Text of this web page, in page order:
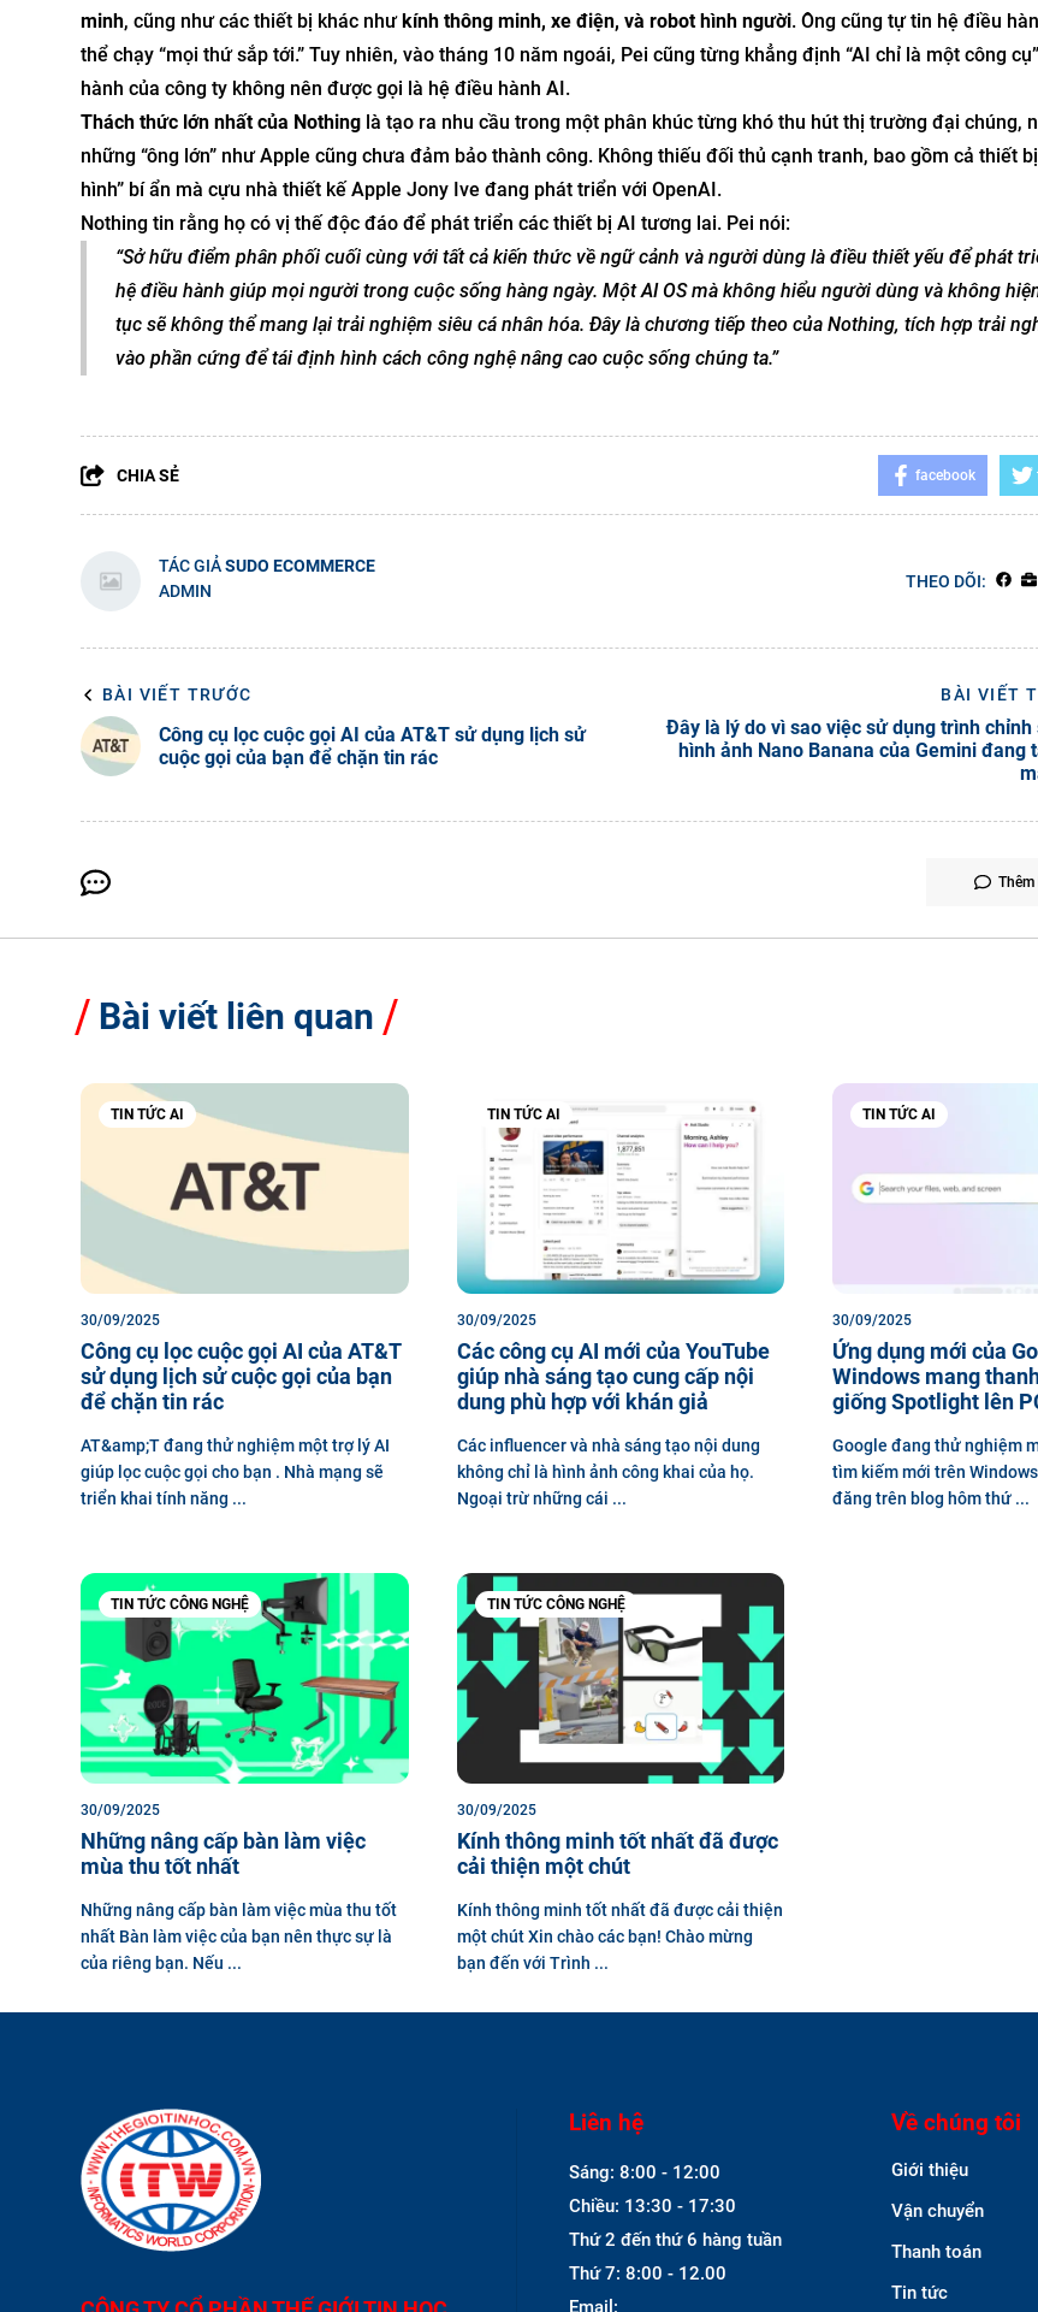
minh, cũng như các thiết bị khác nhưkính thông minh, xe điện, và robot hình người. Ông cũng tự tin hệ điều
thể chạy “mọi thứ sắp tới.” Tuy nhiên, vào tháng 10 năm ngoái, Pei cũng từng khẳng định “AI chỉ là một công
hành của công ty không nên được gọi là hệ điều hành AI.
Thách thức lớn nhất của Nothing là tạo ra nhu cầu trong một phân khúc từng khó thu hút thị trường đại chúng,
những “ông lớn” như Apple cũng chưa đảm bảo thành công. Không thiếu đối thủ cạnh tranh, bao gồm cả thiết
hình” bí ẩn mà cựu nhà thiết kế Apple Jony Ive đang phát triển với OpenAI.
Nothing tin rằng họ có vị thế độc đáo để phát triển các thiết bị AI tương lai. Pei nói:
“Sở hữu điểm phân phối cuối cùng với tất cả kiến thức về ngữ cảnh và người dùng là điều thiết yếu để phát
hệ điều hành giúp mọi người trong cuộc sống hàng ngày. Một AI OS mà không hiểu người dùng và không
tục sẽ không thể mang lại trải nghiệm siêu cá nhân hóa. Đây là chương tiếp theo của Nothing, tích hợp trải
vào phần cứng để tái định hình cách công nghệ nâng cao cuộc sống chúng ta.”
CHIA SẺ facebook
TÁC GIẢSUDO ECOMMERCE
ADMIN
THEO DÕI:
BÀI VIẾT TRƯỚC
Công cụ lọc cuộc gọi AI của AT&T sử dụng lịch sử
cuộc gọi của bạn để chặn tin rác
BÀI VIẾT
Đây là lý do vì sao việc sử dụng trình chỉnh
hình ảnh Nano Banana của Gemini đang
Bài viết liên quan
TIN TỨC AI
30/09/2025
Công cụ lọc cuộc gọi AI của AT&T
sử dụng lịch sử cuộc gọi của bạn
để chặn tin rác
AT&amp;T đang thử nghiệm một trợ lý AI
giúp lọc cuộc gọi cho bạn . Nhà mạng sẽ
triển khai tính năng ...
TIN TỨC AI
30/09/2025
Các công cụ AI mới của YouTube
giúp nhà sáng tạo cung cấp nội
dung phù hợp với khán giả
Các influencer và nhà sáng tạo nội dung
không chỉ là hình ảnh công khai của họ.
Ngoại trừ những cái ...
TIN TỨC AI
30/09/2025
Ứng dụng mới của
Windows mang
giống Spotlight lên
Google đang thử nghiệm
tìm kiếm mới trên
đăng trên blog hôm thứ ...
TIN TỨC CÔNG NGHỆ
30/09/2025
Những nâng cấp bàn làm việc
mùa thu tốt nhất
Những nâng cấp bàn làm việc mùa thu tốt
nhất Bàn làm việc của bạn nên thực sự là
của riêng bạn. Nếu ...
TIN TỨC CÔNG NGHỆ
30/09/2025
Kính thông minh tốt nhất đã được
cải thiện một chút
Kính thông minh tốt nhất đã được cải thiện
một chút Xin chào các bạn! Chào mừng
bạn đến với Trình ...
Liên hệ
Sáng: 8:00 - 12:00
Chiều: 13:30 - 17:30
Thứ 2 đến thứ 6 hàng tuần
Thứ 7: 8:00 - 12.00
Email:
Về chúng tôi
Giới thiệu
Vận chuyển
Thanh toán
Tin tức